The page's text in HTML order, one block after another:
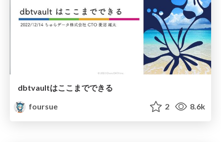
dbtvaultはここまでできる
foursue
2 8.6k